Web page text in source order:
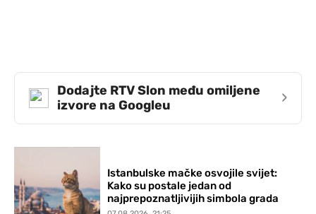
Dodajte RTV Slon među omiljene
izvore na Googleu
›
Istanbulske mačke osvojile svijet:
Kako su postale jedan od
najprepoznatljivijih simbola grada